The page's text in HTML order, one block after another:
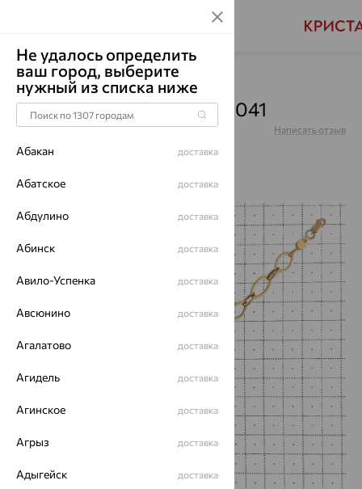
Главная Каталог Браслеты декоративные
Браслет, золото, 01Б013041
Артикул:01Б013041 Написать отзыв
Не удалось определить
ваш город, выберите
нужный из списка ниже
Абакан доставка
Абатское доставка
Абдулино доставка
Абинск доставка
Авило-Успенка доставка
Авсюнино доставка
Агалатово доставка
Агидель доставка
Агинское доставка
Агрыз доставка
Адыгейск доставка